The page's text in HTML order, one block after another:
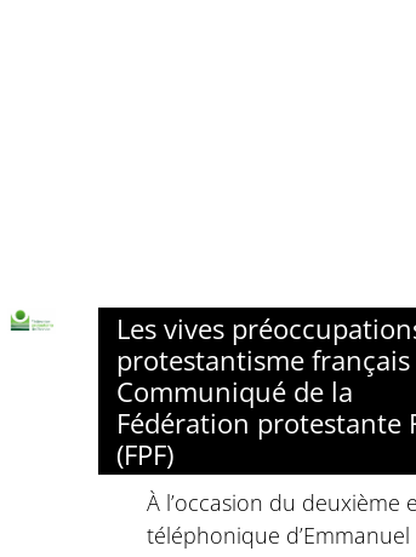
Les vives
protestantisme français
Communiqué de la
Fédération protestante
(FPF)
À l’occasion du deuxième
téléphonique